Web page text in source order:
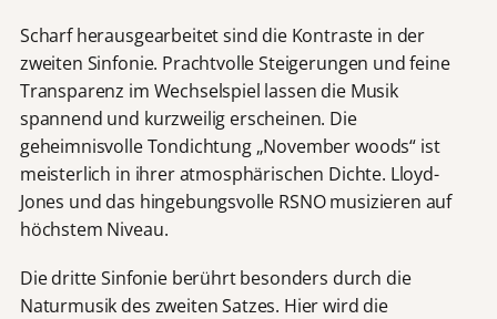
Scharf herausgearbeitet sind die Kontraste in der
zweiten Sinfonie. Prachtvolle Steigerungen und feine
Transparenz im Wechselspiel lassen die Musik
spannend und kurzweilig erscheinen. Die
geheimnisvolle Tondichtung „November woods“ ist
meisterlich in ihrer atmosphärischen Dichte. Lloyd-
Jones und das hingebungsvolle RSNO musizieren auf
höchstem Niveau.
Die dritte Sinfonie berührt besonders durch die
Naturmusik des zweiten Satzes. Hier wird die